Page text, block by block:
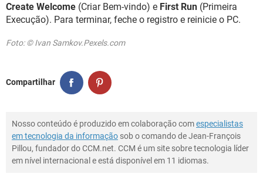
Create Welcome (Criar Bem-vindo) e First Run (Primeira
Execução). Para terminar, feche o registro e reinicie o PC.
Foto: © Ivan Samkov.Pexels.com
Compartilhar
Nosso conteúdo é produzido em colaboração comespecialistas
em tecnologia da informação sob o comando de Jean-François
Pillou, fundador do CCM.net. CCM é um site sobre tecnologia líder
em nível internacional e está disponível em 11 idiomas.